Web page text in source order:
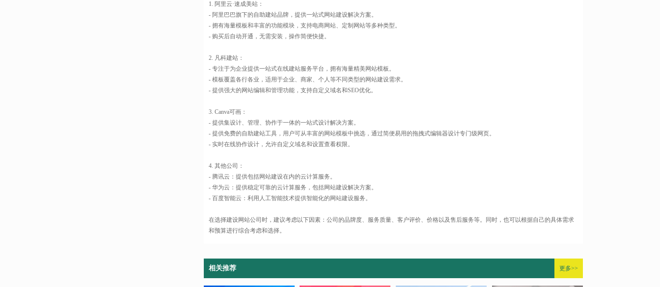
1. 阿里云·速成美站：
- 阿里巴巴旗下的自助建站品牌，提供一站式网站建设解决方案。
- 拥有海量模板和丰富的功能模块，支持电商网站、定制网站等多种类型。
- 购买后自动开通，无需安装，操作简便快捷。
2. 凡科建站：
- 专注于为企业提供一站式在线建站服务平台，拥有海量精美网站模板。
- 模板覆盖各行各业，适用于企业、商家、个人等不同类型的网站建设需求。
- 提供强大的网站编辑和管理功能，支持自定义域名和SEO优化。
3. Canva可画：
- 提供集设计、管理、协作于一体的一站式设计解决方案。
- 提供免费的自助建站工具，用户可从丰富的网站模板中挑选，通过简便易用的拖拽式编辑器设计专门级网页。
- 实时在线协作设计，允许自定义域名和设置查看权限。
4. 其他公司：
- 腾讯云：提供包括网站建设在内的云计算服务。
- 华为云：提供稳定可靠的云计算服务，包括网站建设解决方案。
- 百度智能云：利用人工智能技术提供智能化的网站建设服务。
在选择建设网站公司时，建议考虑以下因素：公司的品牌度、服务质量、客户评价、价格以及售后服务等。同时，也可以根据自己的具体需求
和预算进行综合考虑和选择。
相关推荐 更多>>